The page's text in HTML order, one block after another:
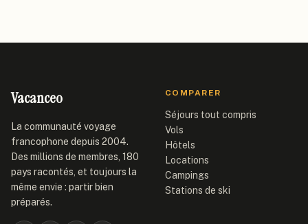
Vacanceo
La communauté voyage
francophone depuis 2004.
Des millions de membres, 180
pays racontés, et toujours la
même envie : partir bien
préparés.
COMPARER
Séjours tout compris
Vols
Hôtels
Locations
Campings
Stations de ski